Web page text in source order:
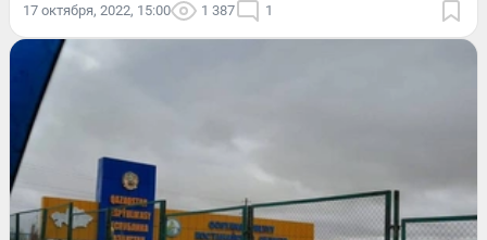
17 октября, 2022, 15:00 1 387 1